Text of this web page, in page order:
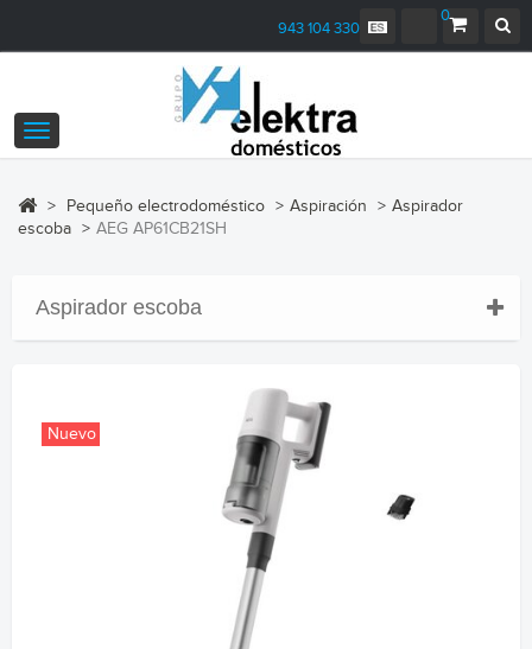
0
943 104 330
Navegación
Toggle
> Pequeño electrodoméstico > Aspiración > Aspirador
escoba > AEG AP61CB21SH
Aspirador escoba
Nuevo